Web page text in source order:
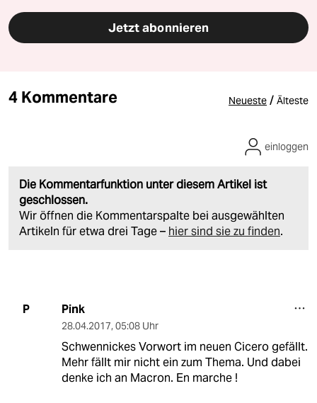
Jetzt abonnieren
4 Kommentare Neueste / Älteste
Die Kommentarfunktion unter diesem Artikel ist
geschlossen.
Wir öffnen die Kommentarspalte bei ausgewählten
Artikeln für etwa drei Tage – hier sind sie zu finden.
einloggen
P Pink
28.04.2017, 05:08 Uhr
Schwennickes Vorwort im neuen Cicero gefällt.
Mehr fällt mir nicht ein zum Thema. Und dabei
denke ich an Macron. En marche !